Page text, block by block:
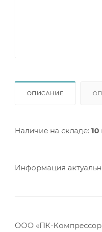
ОПИСАНИЕ
Наличие на складе: 10
Информация
ООО «ПК-